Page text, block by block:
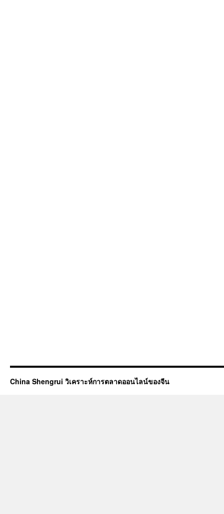
China Shengrui วิเคราะห์การตลาดออนไลน์ของจีน